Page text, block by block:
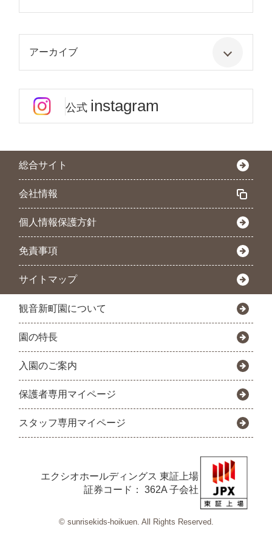
アーカイブ
公式 instagram
総合サイト
会社情報
個人情報保護方針
免責事項
サイトマップ
観音新町園について
園の特長
入園のご案内
保護者専用マイページ
スタッフ専用マイページ
エクシオホールディングス 東証上場
証券コード： 362A 子会社
© sunrisekids-hoikuen. All Rights Reserved.